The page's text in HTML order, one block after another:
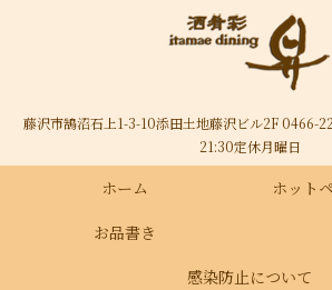
藤沢市鵠沼石上1-3-10添田土地藤沢ビル2F 0466-
21:30定休月曜日
ホーム
お品書き
感染防止について